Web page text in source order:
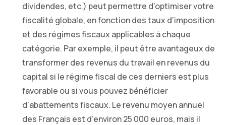
dividendes, etc.) peut permettre d’optimiser votre
fiscalité globale, en fonction des taux d’imposition
et des régimes fiscaux applicables à chaque
catégorie. Par exemple, il peut être avantageux de
transformer des revenus du travail en revenus du
capital si le régime fiscal de ces derniers est plus
favorable ou si vous pouvez bénéficier
d’abattements fiscaux. Le revenu moyen annuel
des Français est d’environ 25 000 euros, mais il